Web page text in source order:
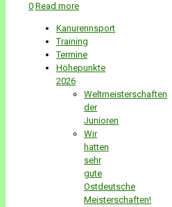
0 Read more
Kanurennsport
Training
Termine
Höhepunkte
2026
Weltmeisterschaften
der
Junioren
Wir
hatten
sehr
gute
Ostdeutsche
Meisterschaften!